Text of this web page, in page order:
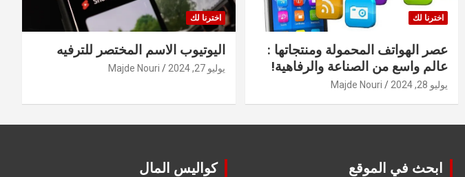
اخترنا لك
عصر الهواتف المحمولة ومنتجاتها :
عالم واسع من الصناعة والرفاهية!
يوليو 28, 2024 Majde Nouri
اخترنا لك
اليوتيوب الاسم المختصر للترفيه
يوليو 27, 2024 Majde Nouri
ابحث في الموقع كواليس المال